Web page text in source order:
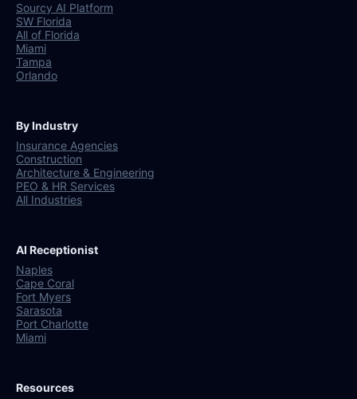
Sourcy AI Platform
SW Florida
All of Florida
Miami
Tampa
Orlando
By Industry
Insurance Agencies
Construction
Architecture & Engineering
PEO & HR Services
All Industries
AI Receptionist
Naples
Cape Coral
Fort Myers
Sarasota
Port Charlotte
Miami
Resources